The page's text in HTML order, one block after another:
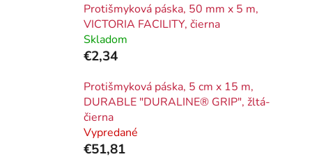
Protišmyková páska, 50 mm x 5 m,
VICTORIA FACILITY, čierna
Skladom
€2,34
Protišmyková páska, 5 cm x 15 m,
DURABLE "DURALINE® GRIP", žltá-
čierna
Vypredané
€51,81